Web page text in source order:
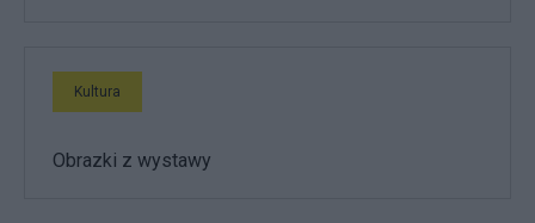
Kultura
Obrazki z wystawy